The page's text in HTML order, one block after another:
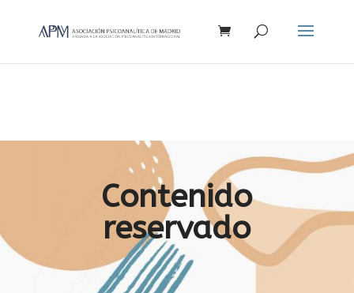
productos
Contenido
reservado